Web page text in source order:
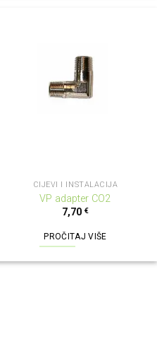
NEMA NA ZALIHI
CIJEVI I INSTALACIJA
VP adapter CO2
7,70 €
PROČITAJ VIŠE